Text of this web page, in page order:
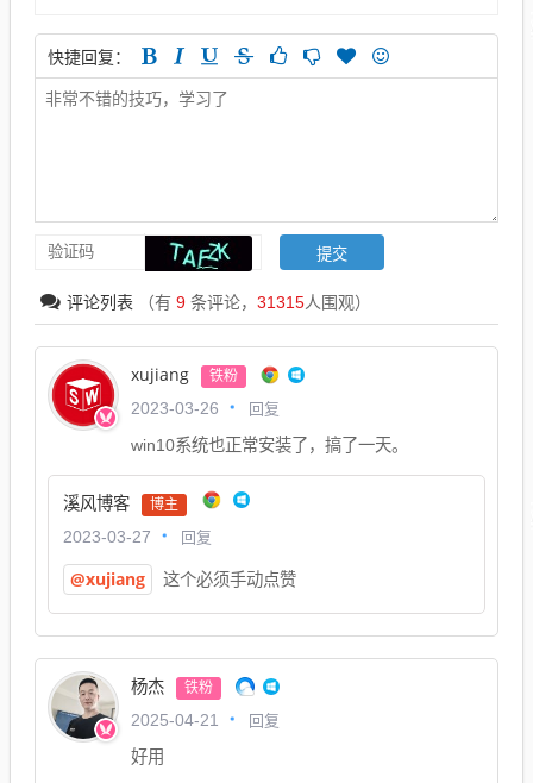
快捷回复：
评论列表 （有 9 条评论， 31315人围观）
xujiang 铁粉
2023-03-26 回复
win10系统也正常安装了，搞了一天。
溪风博客 博主
2023-03-27 回复
@xujiang 这个必须手动点赞
杨杰 铁粉
2025-04-21 回复
好用